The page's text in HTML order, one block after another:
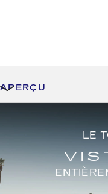
APERÇU
LE